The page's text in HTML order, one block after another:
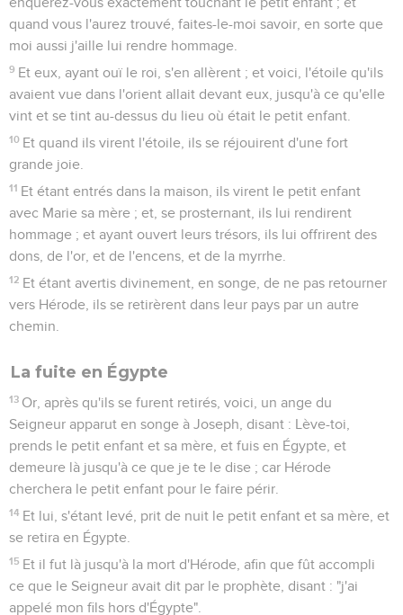
15 Et il fut là jusqu'à la mort d'Hérode, afin que fût accompli
ce que le Seigneur avait dit par le prophète, disant : "j'ai
appelé mon fils hors d'Égypte".
Le massacre des enfants
fort en colère ; et il envoya, et fit tuer tous les enfants qui
étaient dans Bethléhem et dans tout son territoire, depuis
l'âge de deux ans et au-dessous, selon le temps dont il s'était
enquis exactement auprès des mages.
17
Alors fut accompli ce qui a été dit par Jérémie le prophète,
disant :
"Une voix a été ouïe à Rama, des lamentations, et des
pleurs, et de grands gémissements, Rachel pleurant ses
Le retour d'Égypte
19
Or, Hérode étant mort, voici, un ange du Seigneur apparaît
en songe à Joseph en Égypte,
disant : Lève-toi et prends le petit enfant et sa mère, et va
enfant sont morts.
vint dans la terre d'Israël ;
mais, ayant ouï dire qu'Archélaüs régnait en Judée à la